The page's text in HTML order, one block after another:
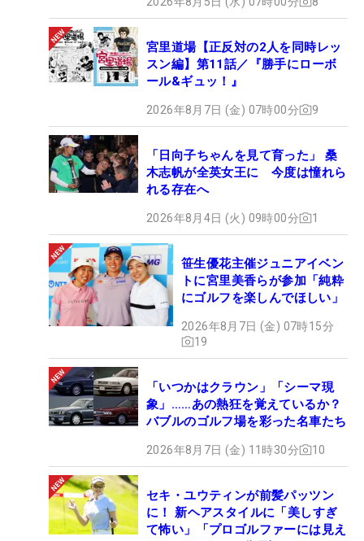
宮里道場【正反対の2人を同時レッ
スン編】第11話／『勝手にローボ
ール&ギュッ！』
2026年8月7日 (金) 07時00分 9
「日向子ちゃんを見て育った」 桑
木志帆が全英女王に 今度は憧れら
れる存在へ
2026年8月4日 (火) 09時00分 1
笹生優花主催ジュニアイベン
トに宮里美香らが参加「純粋
にゴルフを楽しんでほしい」
2026年8月7日 (金) 07時15分
19
「いつかはクラウン」「シーマ現
象」……あの熱狂を覚えているか？
バブルのゴルフ場を彩った名車たち
2026年8月7日 (金) 11時30分 10
セキ・ユウティンが前髪パッツン
に！ 新ヘアスタイルに「美しすぎ
て怖い」「プロゴルファーには見え